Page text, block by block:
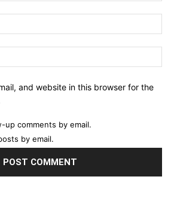
and website in this browser for the
up comments by email.
by email.